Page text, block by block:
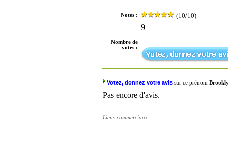
Notes : (10/10)
Nombre de
votes :
9
Votez, donnez votre avissur ce prénom
Pas encore d'avis.
Liens commerciaux :